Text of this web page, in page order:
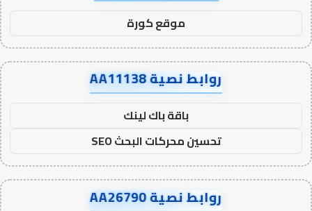
موقع كورة
روابط نصية AA11138
باقة باك لينك
تحسين محركات البحث SEO
روابط نصية AA26790